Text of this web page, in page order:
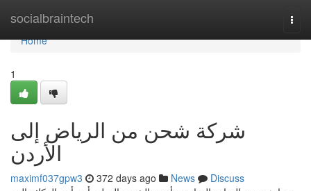
socialbraintech
Home
Home
1
شركة شحن من الرياض إلى
الأردن
maximf037gpw3 372 days ago News
Discuss